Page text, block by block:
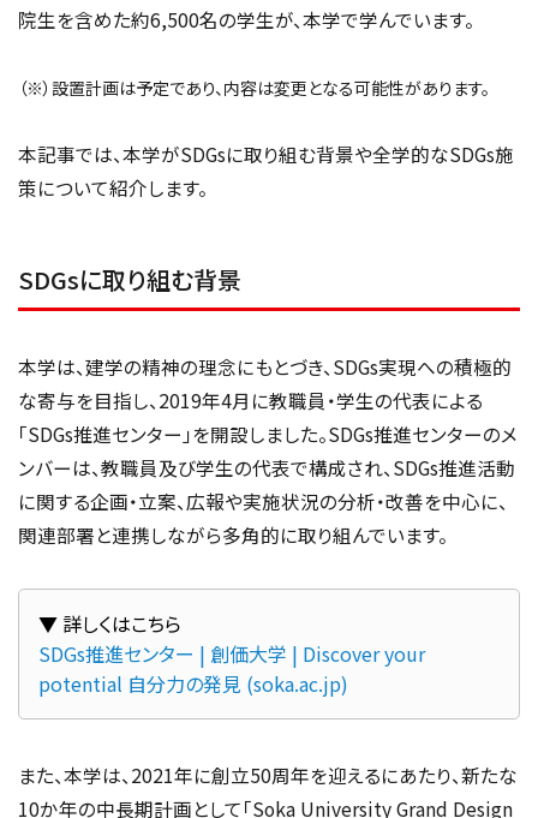
院生を含めた約6,500名の学生が、本学で学んでいます。
（※）設置計画は予定であり、内容は変更となる可能性があります。
本記事では、本学がSDGsに取り組む背景や全学的なSDGs施
策について紹介します。
SDGsに取り組む背景
本学は、建学の精神の理念にもとづき、SDGs実現への積極的
な寄与を目指し、2019年4月に教職員・学生の代表による
「SDGs推進センター」を開設しました。SDGs推進センターのメ
ンバーは、教職員及び学生の代表で構成され、SDGs推進活動
に関する企画・立案、広報や実施状況の分析・改善を中心に、
関連部署と連携しながら多角的に取り組んでいます。
SDGs推進センター | 創価大学 | Discover your
potential 自分力の発見 (soka.ac.jp)
また、本学は、2021年に創立50周年を迎えるにあたり、新たな
10か年の中長期計画として「Soka University Grand Design